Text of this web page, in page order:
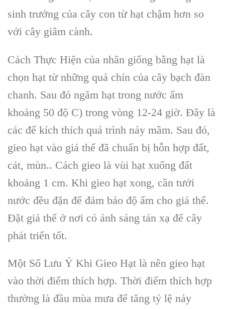
sinh trưởng của cây con từ hạt chậm hơn so
với cây giâm cành.
Cách Thực Hiện của nhân giống bằng hạt là
chọn hạt từ những quả chín của cây bạch đàn
chanh. Sau đó ngâm hạt trong nước ấm
khoảng 50 độ C) trong vòng 12-24 giờ. Đây là
các để kích thích quá trình nảy mầm. Sau đó,
gieo hạt vào giá thể đã chuẩn bị hỗn hợp đất,
cát, mùn.. Cách gieo là vùi hạt xuống đất
khoảng 1 cm. Khi gieo hạt xong, cần tưới
nước đều đặn để đảm bảo độ ẩm cho giá thể.
Đặt giá thể ở nơi có ánh sáng tán xạ để cây
phát triển tốt.
Một Số Lưu Ý Khi Gieo Hạt là nên gieo hạt
vào thời điểm thích hợp. Thời điểm thích hợp
thường là đầu mùa mưa để tăng tỷ lệ nảy